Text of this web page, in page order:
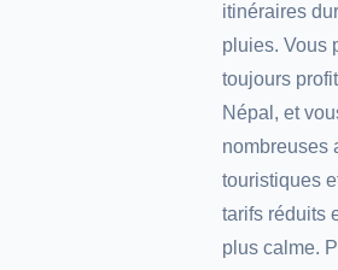
itinéraires
pluies. Vous
toujours
Népal, et
nombreuses
touristiques
tarifs réduits
plus calme.